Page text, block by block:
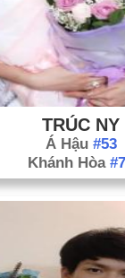
TRÚC NY
Á Hậu #53
Khánh Hòa